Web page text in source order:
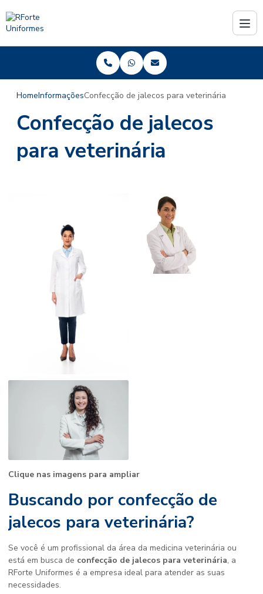
HomeInformaçõesConfecção de jalecos para veterinária
Confecção de jalecos
para veterinária
Clique nas imagens para ampliar
Buscando por confecção de
jalecos para veterinária?
Se você é um profissional da área da medicina veterinária ou
está em busca de confecção de jalecos para veterinária, a
RForte Uniformes é a empresa ideal para atender as suas
necessidades.